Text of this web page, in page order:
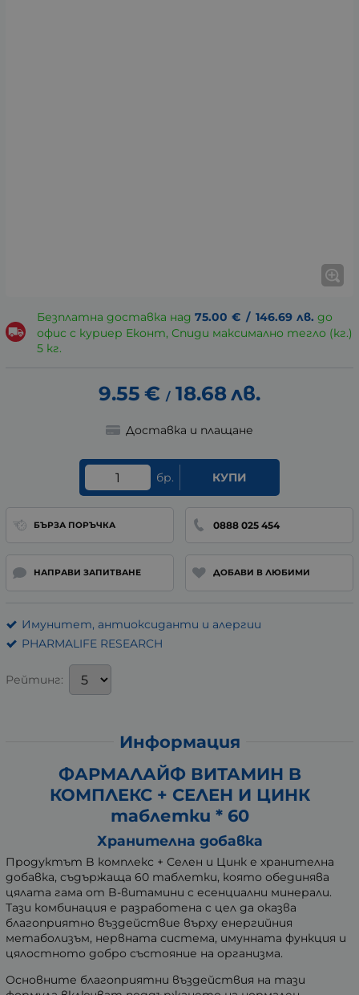
Безплатна доставка над 75.00 € / 146.69 лв. до
офис с куриер Еконт, Спиди максимално тегло (кг.)
5 кг.
9.55 € / 18.68лв.
Доставка и плащане
бр. КУПИ
БЪРЗА ПОРЪЧКА 0888 025 454
НАПРАВИ ЗАПИТВАНЕ ДОБАВИ В ЛЮБИМИ
Имунитет, антиоксиданти и алергии
PHARMALIFE RESEARCH
Рейтинг:
Информация
ФАРМАЛАЙФ ВИТАМИН B
КОМПЛЕКС + СЕЛЕН И ЦИНК
таблетки * 60
Хранителна добавка
Продуктът B комплекс + Селен и Цинк е хранителна
добавка, съдържаща 60 таблетки, която обединява
цялата гама от B-витамини с есенциални минерали.
Тази комбинация е разработена с цел да оказва
благоприятно въздействие върху енергийния
метаболизъм, нервната система, имунната функция и
цялостното добро състояние на организма.
Основните благоприятни въздействия на тази